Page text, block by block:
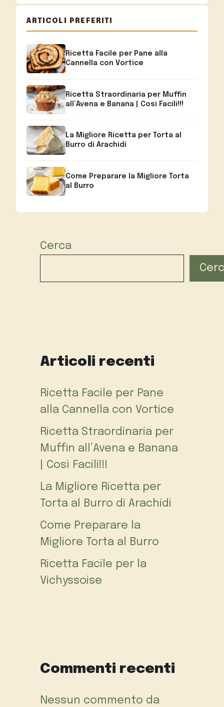
ARTICOLI PREFERITI
Ricetta Facile per Pane alla
Cannella con Vortice
Ricetta Straordinaria per Muffin
all’Avena e Banana | Così Facili!!!
La Migliore Ricetta per Torta al
Burro di Arachidi
Come Preparare la Migliore Torta
al Burro
Cerca
Articoli recenti
Ricetta Facile per Pane
alla Cannella con Vortice
Ricetta Straordinaria per
Muffin all’Avena e Banana
| Così Facili!!!
La Migliore Ricetta per
Torta al Burro di Arachidi
Come Preparare la
Migliore Torta al Burro
Ricetta Facile per la
Vichyssoise
Commenti recenti
Nessun commento da